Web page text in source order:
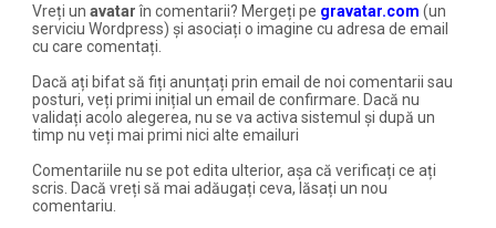
Vreți unavatarîn comentarii? Mergeți pe gravatar.com (un
serviciu Wordpress) și asociați o imagine cu adresa de email
cu care comentați.
Dacă ați bifat să fiți anunțați prin email de noi comentarii sau
posturi, veți primi inițial un email de confirmare. Dacă nu
validați acolo alegerea, nu se va activa sistemul și după un
timp nu veți mai primi nici alte emailuri
Comentariile nu se pot edita ulterior, așa că verificați ce ați
scris. Dacă vreți să mai adăugați ceva, lăsați un nou
comentariu.